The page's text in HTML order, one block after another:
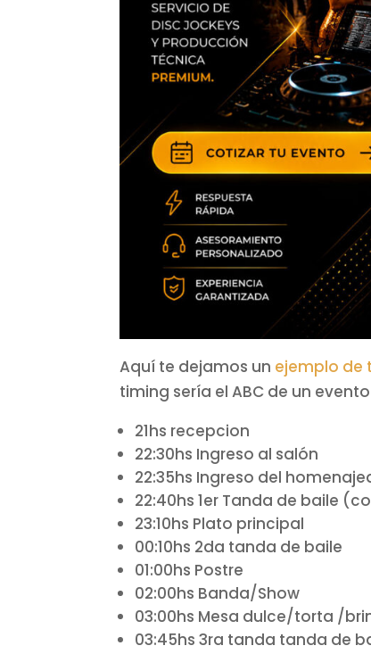
Aquí te dejamos un ejemplo de
timing sería el ABC de un
21hs recepcion
22:30hs Ingreso al salón
22:35hs Ingreso del
22:40hs 1er Tanda de baile
23:10hs Plato principal
00:10hs 2da tanda de baile
01:00hs Postre
02:00hs Banda/Show
03:00hs Mesa dulce/torta /
03:45hs 3ra tanda tanda de